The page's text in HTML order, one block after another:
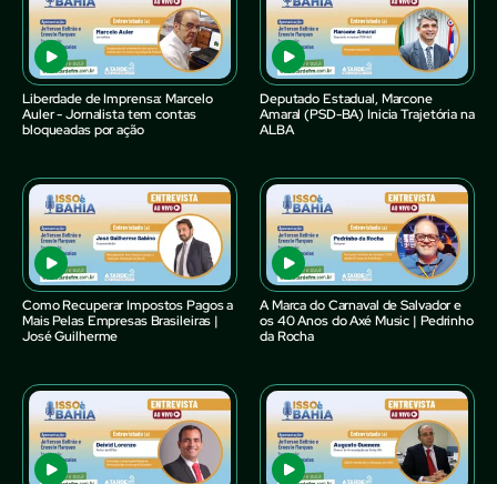
Liberdade de Imprensa: Marcelo
Auler - Jornalista tem contas
bloqueadas por ação
Deputado Estadual, Marcone
Amaral (PSD-BA) Inicia Trajetória na
ALBA
Como Recuperar Impostos Pagos a
Mais Pelas Empresas Brasileiras |
José Guilherme
A Marca do Carnaval de Salvador e
os 40 Anos do Axé Music | Pedrinho
da Rocha